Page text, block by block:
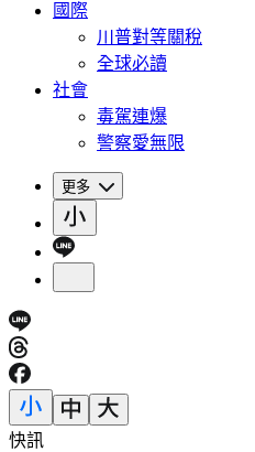
國際
川普對等關稅
全球必讀
社會
毒駕連爆
警察愛無限
更多
快訊